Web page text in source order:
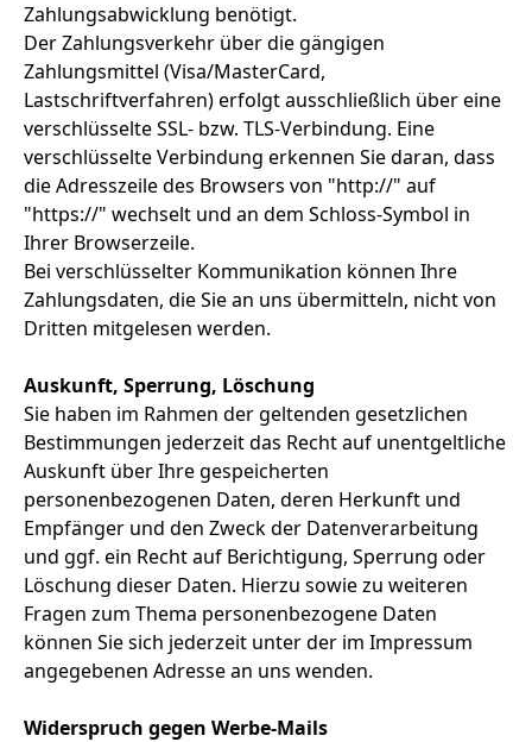
Zahlungsabwicklung benötigt.
Der Zahlungsverkehr über die gängigen
Zahlungsmittel (Visa/MasterCard,
Lastschriftverfahren) erfolgt ausschließlich über eine
verschlüsselte SSL- bzw. TLS-Verbindung. Eine
verschlüsselte Verbindung erkennen Sie daran, dass
die Adresszeile des Browsers von "http://" auf
"https://" wechselt und an dem Schloss-Symbol in
Ihrer Browserzeile.
Bei verschlüsselter Kommunikation können Ihre
Zahlungsdaten, die Sie an uns übermitteln, nicht von
Dritten mitgelesen werden.
Auskunft, Sperrung, Löschung
Sie haben im Rahmen der geltenden gesetzlichen
Bestimmungen jederzeit das Recht auf unentgeltliche
Auskunft über Ihre gespeicherten
personenbezogenen Daten, deren Herkunft und
Empfänger und den Zweck der Datenverarbeitung
und ggf. ein Recht auf Berichtigung, Sperrung oder
Löschung dieser Daten. Hierzu sowie zu weiteren
Fragen zum Thema personenbezogene Daten
können Sie sich jederzeit unter der im Impressum
angegebenen Adresse an uns wenden.
Widerspruch gegen Werbe-Mails